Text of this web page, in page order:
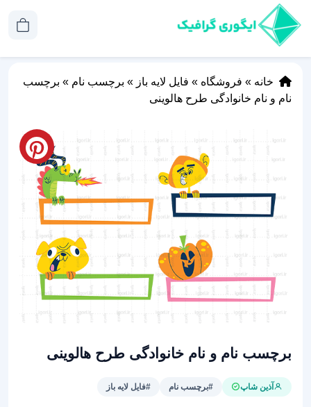
خانه » فروشگاه » فایل لایه باز » برچسب نام » برچسب
نام و نام خانوادگی طرح هالوینی
برچسب نام و نام خانوادگی طرح هالوینی
آذین شاپ #برچسب نام #فایل لایه باز